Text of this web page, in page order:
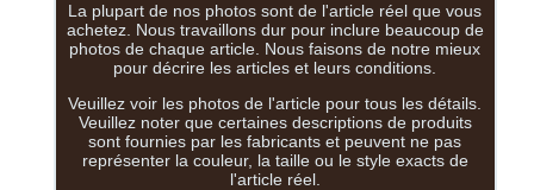
La plupart de nos photos sont de l'article réel que vous
achetez. Nous travaillons dur pour inclure beaucoup de
photos de chaque article. Nous faisons de notre mieux
pour décrire les articles et leurs conditions.
Veuillez voir les photos de l'article pour tous les détails.
Veuillez noter que certaines descriptions de produits
sont fournies par les fabricants et peuvent ne pas
représenter la couleur, la taille ou le style exacts de
l'article réel.